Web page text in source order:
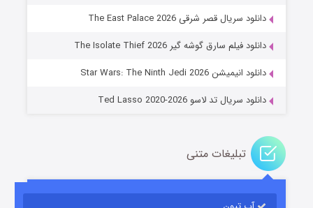
جادوگری در مغولستان
قسمت۱۴ (زیرنویس) منتشر شد
دانلود سریال قصر شرقی The East Palace 2026
دانلود فیلم سارق گوشه گیر The Isolate Thief 2026
دانلود انیمیشن Star Wars: The Ninth Jedi 2026
دانلود سریال تد لاسو Ted Lasso 2020-2026
تبلیغات متنی